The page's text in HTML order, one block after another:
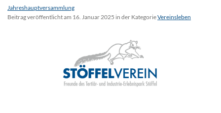
Jahreshauptversammlung
Beitrag veröffentlicht am 16. Januar 2025 in der KategorieVereinsleben